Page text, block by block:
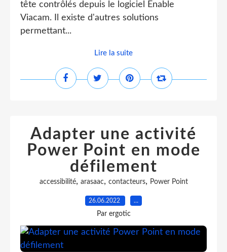
tête contrôlés depuis le logiciel Enable
Viacam. Il existe d'autres solutions
permettant...
Lire la suite
Adapter une activité
Power Point en mode
défilement
accessibilité, arasaac, contacteurs, Power Point
26.06.2022 …
Par ergotic